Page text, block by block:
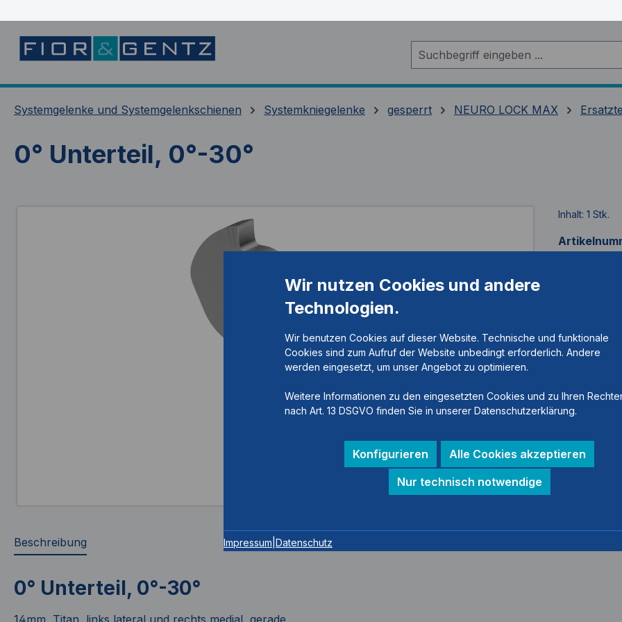
Systemgelenke und Systemgelenkschienen Systemkniegelenke gesperrt NEURO LOCK MAX
0° Unterteil, 0°-30°
Inhalt: 1 Stk.
Beschreibung
0° Unterteil, 0°-30°
14mm, Titan, links lateral und rechts medial, gerade
Wir nutzen Cookies und andere
Technologien.
Wir benutzen Cookies auf dieser Website. Technische und funktionale
Cookies sind zum Aufruf der Website unbedingt erforderlich. Andere
werden eingesetzt, um unser Angebot zu optimieren.
Weitere Informationen zu den eingesetzten Cookies und zu Ihren
nach Art. 13 DSGVO finden Sie in unserer Datenschutzerklärung.
Konfigurieren
Alle Cookies akzeptieren
Nur technisch notwendige
Impressum Datenschutz